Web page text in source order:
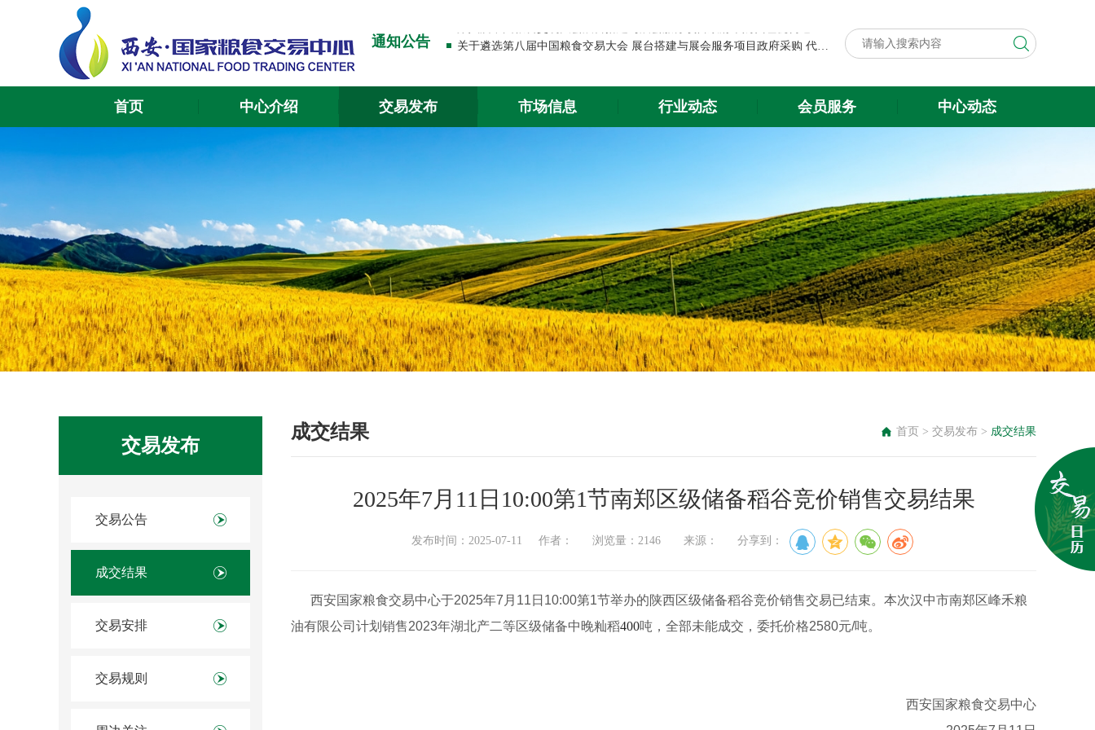
通知公告
首页 中心介绍 交易发布 市场信息 行业动态 会员服务 中心动态
交易发布
交易公告
成交结果
交易安排
交易规则
成交结果 首页 > 交易发布 > 成交结果
2025年7月11日10:00第1节南郑区级储备稻谷竞价销售交易结果
发布时间：2025-07-11 作者： 浏览量：2146 来源： 分享到：
西安国家粮食交易中心于2025年7月11日10:00第1节举办的陕西区级储备稻谷竞价销售交易已结束。本次汉中市南郑区峰禾粮
油有限公司计划销售2023年湖北产二等区级储备中晚籼稻400吨，全部未能成交，委托价格2580元/吨。
西安国家粮食交易中心